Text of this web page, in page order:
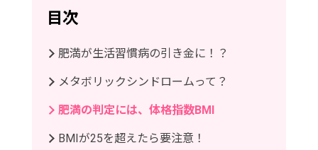
目次
肥満が生活習慣病の引き金に！？
メタボリックシンドロームって？
肥満の判定には、体格指数BMI
BMIが25を超えたら要注意！